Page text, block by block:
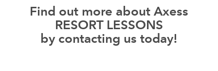
Find out more about Axess
RESORT LESSONS
by contacting us today!